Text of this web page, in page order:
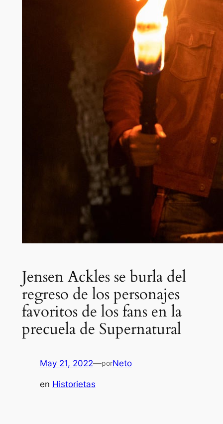
Jensen Ackles se burla del
regreso de los personajes
favoritos de los fans en la
precuela de Supernatural
May 21, 2022—porNeto
en Historietas